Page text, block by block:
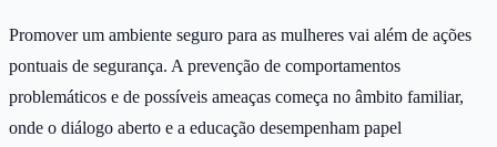
Promover um ambiente seguro para as mulheres vai além de ações
pontuais de segurança. A prevenção de comportamentos
problemáticos e de possíveis ameaças começa no âmbito familiar,
onde o diálogo aberto e a educação desempenham papel